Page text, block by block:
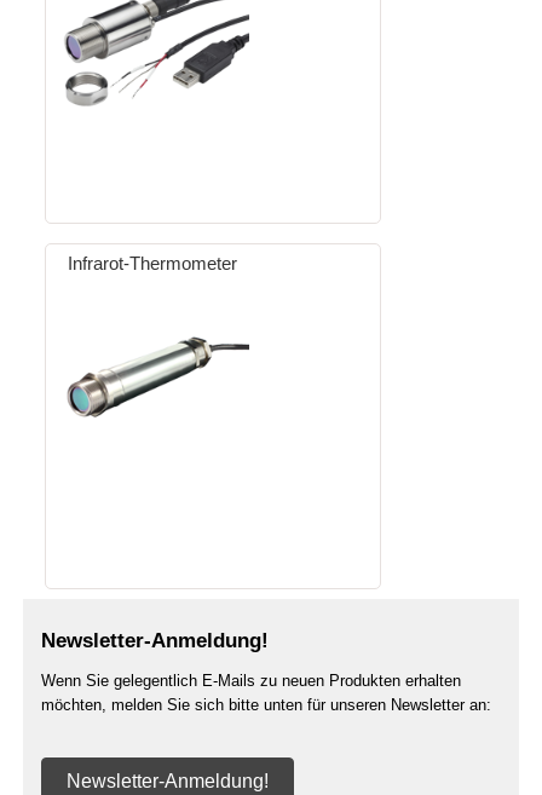
Infrarot-Thermometer
Newsletter-Anmeldung!
Wenn Sie gelegentlich E-Mails zu neuen Produkten erhalten
möchten, melden Sie sich bitte unten für unseren Newsletter an:
Newsletter-Anmeldung!